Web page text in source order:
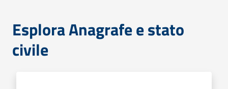
Esplora Anagrafe e stato
civile